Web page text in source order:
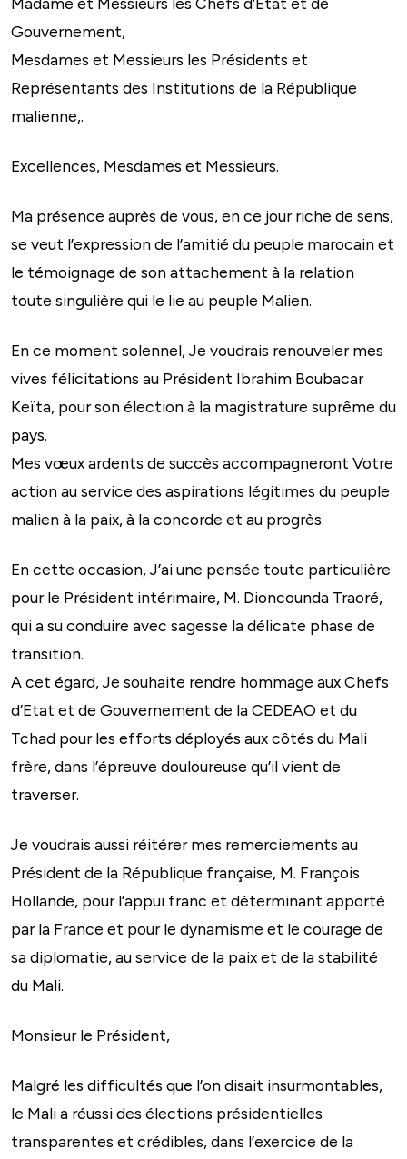
Gouvernement,
Mesdames et Messieurs les Présidents et
Représentants des Institutions de la République
malienne,.
Excellences, Mesdames et Messieurs.
Ma présence auprès de vous, en ce jour riche de sens,
se veut l’expression de l’amitié du peuple marocain et
le témoignage de son attachement à la relation
toute singulière qui le lie au peuple Malien.
En ce moment solennel, Je voudrais renouveler mes
vives félicitations au Président Ibrahim Boubacar
Keïta, pour son élection à la magistrature suprême du
pays.
Mes vœux ardents de succès accompagneront Votre
action au service des aspirations légitimes du peuple
malien à la paix, à la concorde et au progrès.
En cette occasion, J’ai une pensée toute particulière
pour le Président intérimaire, M. Dioncounda Traoré,
qui a su conduire avec sagesse la délicate phase de
transition.
A cet égard, Je souhaite rendre hommage aux Chefs
d’Etat et de Gouvernement de la CEDEAO et du
Tchad pour les efforts déployés aux côtés du Mali
frère, dans l’épreuve douloureuse qu’il vient de
traverser.
Je voudrais aussi réitérer mes remerciements au
Président de la République française, M. François
Hollande, pour l’appui franc et déterminant apporté
par la France et pour le dynamisme et le courage de
sa diplomatie, au service de la paix et de la stabilité
du Mali.
Monsieur le Président,
Malgré les difficultés que l’on disait insurmontables,
le Mali a réussi des élections présidentielles
transparentes et crédibles, dans l’exercice de la